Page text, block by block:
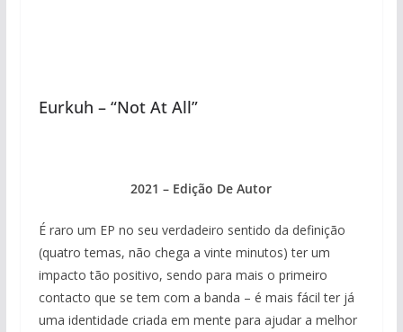
Eurkuh – “Not At All”
2021 – Edição De Autor
É raro um EP no seu verdadeiro sentido da definição
(quatro temas, não chega a vinte minutos) ter um
impacto tão positivo, sendo para mais o primeiro
contacto que se tem com a banda – é mais fácil ter já
uma identidade criada em mente para ajudar a melhor